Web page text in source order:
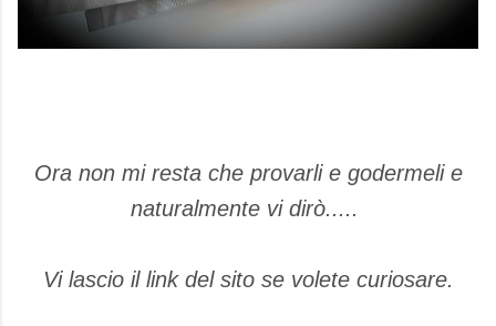
Ora non mi resta che provarli e godermeli e
naturalmente vi dirò.....
Vi lascio il link del sito se volete curiosare.